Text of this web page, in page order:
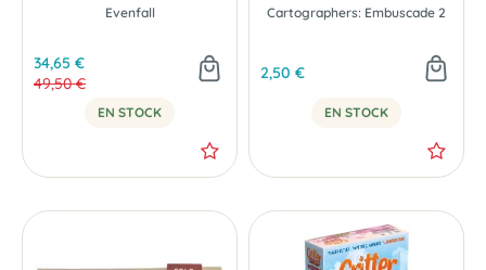
-20 %
Evenfall
34,65 €
49,50 €
EN STOCK
Cartographers: Embuscade 2
2,50 €
EN STOCK